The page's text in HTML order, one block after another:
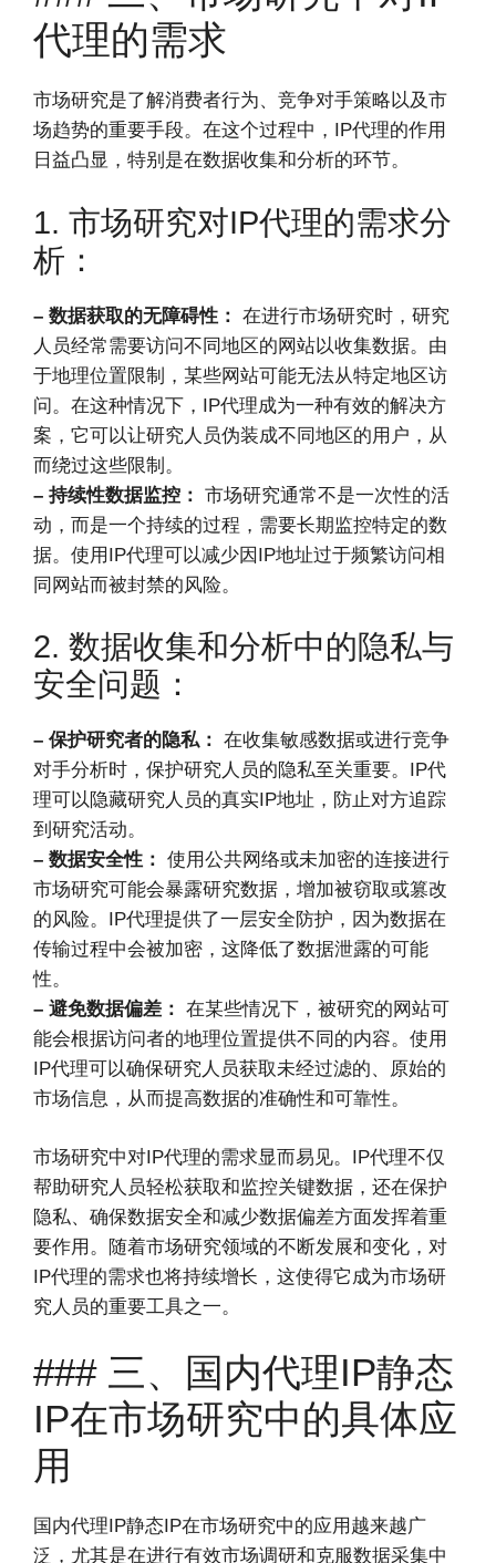
代理的需求
市场研究是了解消费者行为、竞争对手策略以及市
场趋势的重要手段。在这个过程中，IP代理的作用
日益凸显，特别是在数据收集和分析的环节。
1. 市场研究对IP代理的需求分
析：
– 数据获取的无障碍性： 在进行市场研究时，研究
人员经常需要访问不同地区的网站以收集数据。由
于地理位置限制，某些网站可能无法从特定地区访
问。在这种情况下，IP代理成为一种有效的解决方
案，它可以让研究人员伪装成不同地区的用户，从
而绕过这些限制。
– 持续性数据监控： 市场研究通常不是一次性的活
动，而是一个持续的过程，需要长期监控特定的数
据。使用IP代理可以减少因IP地址过于频繁访问相
同网站而被封禁的风险。
2. 数据收集和分析中的隐私与
安全问题：
– 保护研究者的隐私： 在收集敏感数据或进行竞争
对手分析时，保护研究人员的隐私至关重要。IP代
理可以隐藏研究人员的真实IP地址，防止对方追踪
到研究活动。
– 数据安全性： 使用公共网络或未加密的连接进行
市场研究可能会暴露研究数据，增加被窃取或篡改
的风险。IP代理提供了一层安全防护，因为数据在
传输过程中会被加密，这降低了数据泄露的可能
性。
– 避免数据偏差： 在某些情况下，被研究的网站可
能会根据访问者的地理位置提供不同的内容。使用
IP代理可以确保研究人员获取未经过滤的、原始的
市场信息，从而提高数据的准确性和可靠性。
市场研究中对IP代理的需求显而易见。IP代理不仅
帮助研究人员轻松获取和监控关键数据，还在保护
隐私、确保数据安全和减少数据偏差方面发挥着重
要作用。随着市场研究领域的不断发展和变化，对
IP代理的需求也将持续增长，这使得它成为市场研
究人员的重要工具之一。
### 三、国内代理IP静态
IP在市场研究中的具体应
用
国内代理IP静态IP在市场研究中的应用越来越广
泛，尤其是在进行有效市场调研和克服数据采集中